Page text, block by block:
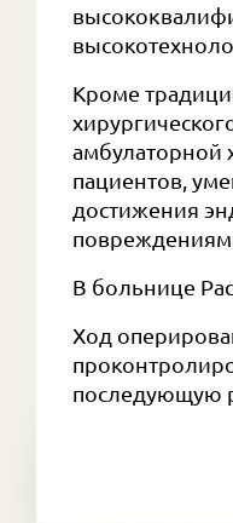
Кроме
амбулаторной
пациентов,
достижения
В больнице
Ход
последующую